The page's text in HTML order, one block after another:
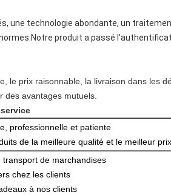
une technologie abondante, un
produit a passé
le prix raisonnable, la livraison dans les
des avantages mutuels.
professionnelle et patiente
de la meilleure qualité et le meilleur prix
transport de marchandises
chez les clients
à nos clients